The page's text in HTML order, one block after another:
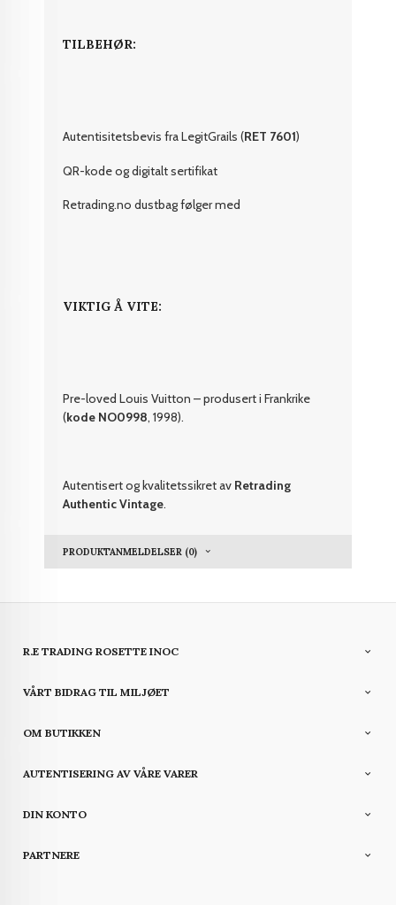
TILBEHØR:
Autentisitetsbevis fra LegitGrails (RET 7601)
QR-kode og digitalt sertifikat
Retrading.no dustbag følger med
VIKTIG Å VITE:
Pre-loved Louis Vuitton – produsert i Frankrike
(kode NO0998, 1998).
Autentisert og kvalitetssikret av Retrading
Authentic Vintage.
PRODUKTANMELDELSER (0)
R.E TRADING ROSETTE INOC
VÅRT BIDRAG TIL MILJØET
OM BUTIKKEN
AUTENTISERING AV VÅRE VARER
DIN KONTO
PARTNERE